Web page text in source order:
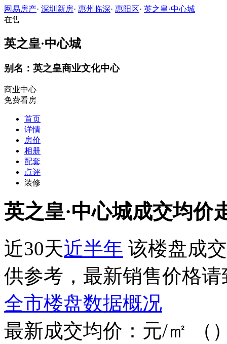
网易房产· 深圳新房· 惠州临深· 惠阳区· 英之皇·中心城
在售
英之皇·中心城
别名：英之皇商业文化中心
商业中心
免费看房
首页
详情
房价
相册
配套
点评
装修
英之皇·中心城成交均价
近30天近半年 该楼盘成
供参考，最新销售价格
全市楼盘数据概况
最新成交均价： 元/㎡ （